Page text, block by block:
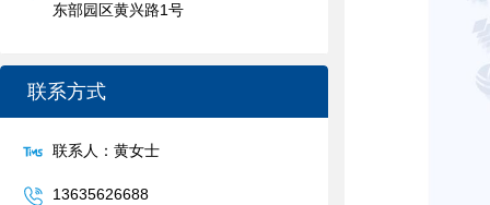
东部园区黄兴路1号
联系方式
联系人：黄女士
13635626688